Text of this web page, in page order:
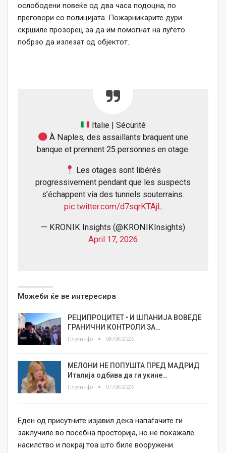
ослободени повеќе од два часа подоцна, по
преговори со полицијата. Пожарникарите дури
скршиле прозорец за да им помогнат на луѓето
побрзо да излезат од објектот.
Italie | Sécurité
À Naples, des assaillants braquent une
banque et prennent 25 personnes en otage.
Les otages sont libérés
progressivement pendant que les suspects
s’échappent via des tunnels souterrains.
pic.twitter.com/d7sqrKTAjL
— KRONIK Insights (@KRONIKInsights)
April 17, 2026
Можеби ќе ве интересира
РЕЦИПРОЦИТЕТ • И ШПАНИЈА ВОВЕДЕ
ГРАНИЧНИ КОНТРОЛИ ЗА…
Плусинфо 08/08/2026
МЕЛОНИ НЕ ПОПУШТА ПРЕД МАДРИД
Италија одбива да ги укине…
Плусинфо 07/08/2026
Еден од присутните изјавил дека напаѓачите ги
заклучиле во посебна просторија, но не покажале
насилство и покрај тоа што биле вооружени.